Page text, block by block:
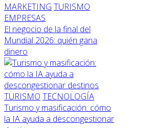
MARKETING TURISMO
EMPRESAS
El negocio de la final del
Mundial 2026: quién gana
dinero
TURISMO TECNOLOGÍA
Turismo y masificación: cómo
la IA ayuda a descongestionar